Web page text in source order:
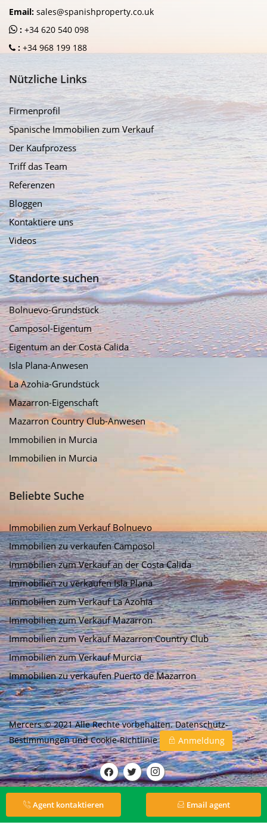
Email: sales@spanishproperty.co.uk
: +34 620 540 098
: +34 968 199 188
Nützliche Links
Firmenprofil
Spanische Immobilien zum Verkauf
Der Kaufprozess
Triff das Team
Referenzen
Bloggen
Kontaktiere uns
Videos
Standorte suchen
Bolnuevo-Grundstück
Camposol-Eigentum
Eigentum an der Costa Calida
Isla Plana-Anwesen
La Azohia-Grundstück
Mazarron-Eigenschaft
Mazarron Country Club-Anwesen
Immobilien in Murcia
Immobilien in Murcia
Beliebte Suche
Immobilien zum Verkauf Bolnuevo
Immobilien zu verkaufen Camposol
Immobilien zum Verkauf an der Costa Calida
Immobilien zu verkaufen Isla Plana
Immobilien zum Verkauf La Azohia
Immobilien zum Verkauf Mazarron
Immobilien zum Verkauf Mazarron Country Club
Immobilien zum Verkauf Murcia
Immobilien zu verkaufen Puerto de Mazarron
Mercers © 2021 Alle Rechte vorbehalten.Datenschutz-
BestimmungenundCookie-Richtlinie Anmeldung
Agent kontaktieren Email agent